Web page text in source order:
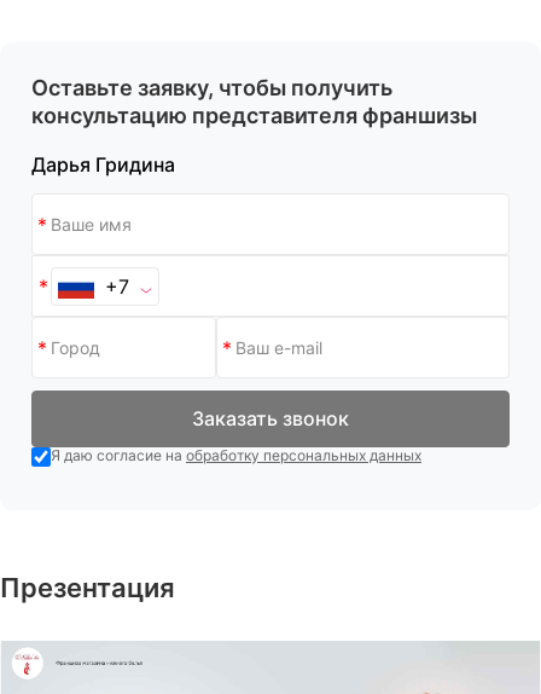
Оставьте заявку, чтобы получить
консультацию представителя франшизы
Дарья Гридина
+7
Заказать звонок
Я даю согласие на обработку персональных данных
Презентация